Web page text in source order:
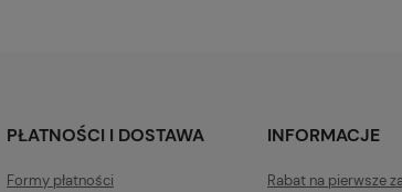
PŁATNOŚCI I DOSTAWA
Formy płatności
INFORMACJE
Rabat na pierwsze